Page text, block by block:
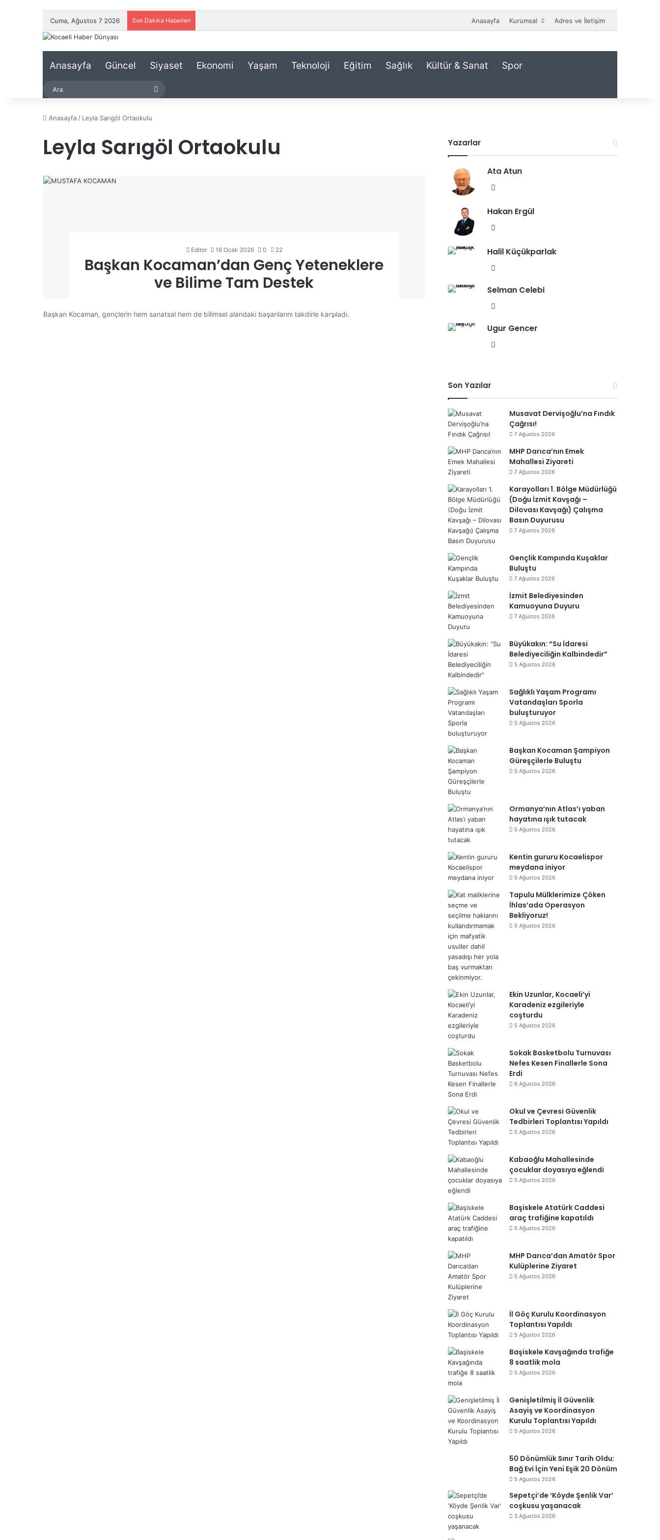
Cuma, Ağustos 7 2026 Son Dakika Haberleri Anasayfa Kurumsal Adres ve İletişim
Anasayfa Güncel Siyaset Ekonomi Yaşam Teknoloji Eğitim Sağlık Kültür & Sanat Spor
Anasayfa / Leyla Sarıgöl Ortaokulu
Leyla Sarıgöl Ortaokulu
Editor 16 Ocak 2026 0 22
Başkan Kocaman’dan Genç Yeteneklere
ve Bilime Tam Destek
Başkan Kocaman, gençlerin hem sanatsal hem de bilimsel alandaki başarılarını takdirle karşıladı.
Yazarlar
Ata Atun
sit
Hakan Ergül
sit
Halil Küçükparlak
sit
Selman Celebi
sit
Ugur Gencer
Son Yazılar
Musavat Dervişoğlu’na Fındık
Çağrısı!
7 Ağustos 2026
MHP Darıca’nın Emek
Mahallesi Ziyareti
7 Ağustos 2026
Karayolları 1. Bölge Müdürlüğü
(Doğu İzmit Kavşağı –
Dilovası Kavşağı) Çalışma
Basın Duyurusu
7 Ağustos 2026
Gençlik Kampında Kuşaklar
Buluştu
7 Ağustos 2026
İzmit Belediyesinden
Kamuoyuna Duyuru
7 Ağustos 2026
Büyükakın: “Su İdaresi
Belediyeciliğin Kalbindedir”
5 Ağustos 2026
Sağlıklı Yaşam Programı
Vatandaşları Sporla
buluşturuyor
5 Ağustos 2026
Başkan Kocaman Şampiyon
Güreşçilerle Buluştu
5 Ağustos 2026
Ormanya’nın Atlas’ı yaban
hayatına ışık tutacak
5 Ağustos 2026
Kentin gururu Kocaelispor
meydana iniyor
5 Ağustos 2026
Tapulu Mülklerimize Çöken
İhlas’ada Operasyon
Bekliyoruz!
5 Ağustos 2026
Ekin Uzunlar, Kocaeli’yi
Karadeniz ezgileriyle
coşturdu
5 Ağustos 2026
Sokak Basketbolu Turnuvası
Nefes Kesen Finallerle Sona
Erdi
6 Ağustos 2026
Okul ve Çevresi Güvenlik
Tedbirleri Toplantısı Yapıldı
5 Ağustos 2026
Kabaoğlu Mahallesinde
çocuklar doyasıya eğlendi
5 Ağustos 2026
Başiskele Atatürk Caddesi
araç trafiğine kapatıldı
5 Ağustos 2026
MHP Darıca’dan Amatör Spor
Kulüplerine Ziyaret
5 Ağustos 2026
İl Göç Kurulu Koordinasyon
Toplantısı Yapıldı
5 Ağustos 2026
Başiskele Kavşağında trafiğe
8 saatlik mola
5 Ağustos 2026
Genişletilmiş İl Güvenlik
Asayiş ve Koordinasyon
Kurulu Toplantısı Yapıldı
5 Ağustos 2026
50 Dönümlük Sınır Tarih Oldu:
Bağ Evi İçin Yeni Eşik 20 Dönüm
5 Ağustos 2026
Sepetçi’de ‘Köyde Şenlik Var’
coşkusu yaşanacak
3 Ağustos 2026